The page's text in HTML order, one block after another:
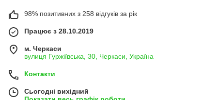
98% позитивних з 258 відгуків за рік
Працює з 28.10.2019
м. Черкаси
вулиця Гуржіївська, 30, Черкаси, Україна
Контакти
Сьогодні вихідний